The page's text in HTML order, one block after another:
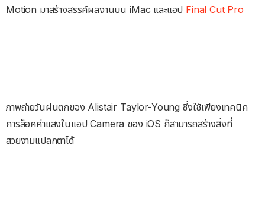
Motion มาสร้างสรรค์ผลงานบน iMac และแอป Final Cut Pro
ภาพถ่ายวันฝนตกของ Alistair Taylor-Young ซึ่งใช้เพียงเทคนิค
การล็อคค่าแสงในแอป Camera ของ iOS ก็สามารถสร้างสิ่งที่
สวยงามแปลกตาได้